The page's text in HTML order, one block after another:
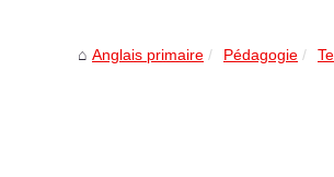
Anglais primaire Pédagogie